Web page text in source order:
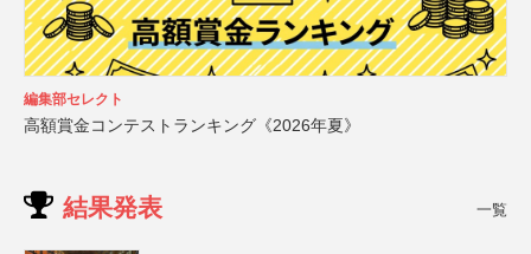
編集部セレクト
高額賞金コンテストランキング《2026年夏》
結果発表 一覧